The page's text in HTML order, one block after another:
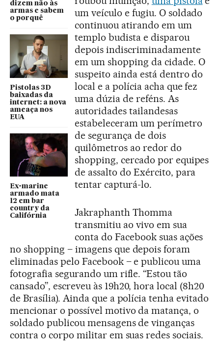
dizem não às
armas e sabem
o porquê
Pistolas 3D
baixadas da
internet: a nova
ameaça nos
EUA
Ex-marine
armado mata
12 em bar
country da
Califórnia
um veículo e fugiu. O soldado
continuou atirando em um
templo budista e disparou
depois indiscriminadamente
em um shopping da cidade. O
suspeito ainda está dentro do
local e a polícia acha que fez
uma dúzia de reféns. As
autoridades tailandesas
estabeleceram um perímetro
de segurança de dois
quilômetros ao redor do
shopping, cercado por equipes
de assalto do Exército, para
tentar capturá-lo.
Jakraphanth Thomma
transmitiu ao vivo em sua
conta do Facebook suas ações
no shopping – imagens que depois foram
eliminadas pelo Facebook – e publicou uma
fotografia segurando um rifle. “Estou tão
cansado”, escreveu às 19h20, hora local (8h20
de Brasília). Ainda que a polícia tenha evitado
mencionar o possível motivo da matança, o
soldado publicou mensagens de vinganças
contra o corpo militar em suas redes sociais.